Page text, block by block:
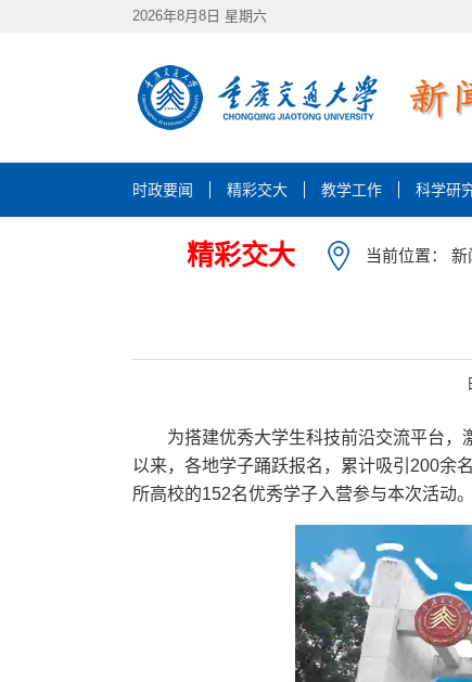
2026年8月8日 星期六
时政要闻 精彩交大 教学工作 科学研
精彩交大 当前位置： 新
为搭建优秀大学生科技前沿交流平台
以来，各地学子踊跃报名，累计吸引200余
所高校的152名优秀学子入营参与本次活动。